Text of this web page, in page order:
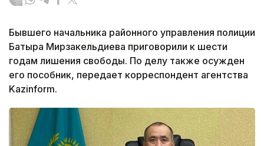
Бывшего начальника районного управления полиции
Батыра Мирзакельдиева приговорили к шести
годам лишения свободы. По делу также осужден
его пособник, передает корреспондент агентства
Kazinform.